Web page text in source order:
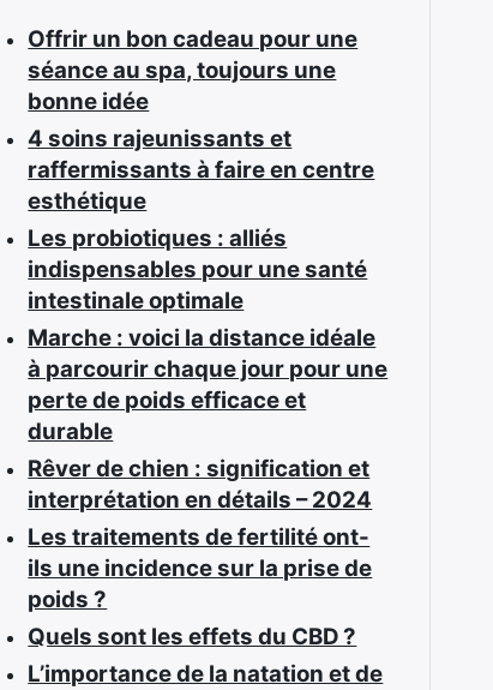
Offrir un bon cadeau pour une
séance au spa, toujours une
bonne idée
4 soins rajeunissants et
raffermissants à faire en centre
esthétique
Les probiotiques : alliés
indispensables pour une santé
intestinale optimale
Marche : voici la distance idéale
à parcourir chaque jour pour une
perte de poids efficace et
durable
Rêver de chien : signification et
interprétation en détails – 2024
Les traitements de fertilité ont-
ils une incidence sur la prise de
poids ?
Quels sont les effets du CBD ?
L’importance de la natation et de